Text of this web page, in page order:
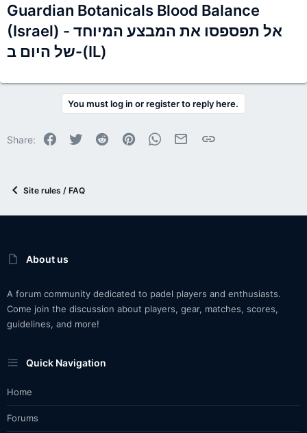
Guardian Botanicals Blood Balance
(Israel) - אל תפספסו את המבצע המיוחד
של היום ב-(IL)
You must log in or register to reply here.
Share: Facebook
Twitter Reddit PinterestWhatsApp
Email Link
Site rules / FAQ
About us
A forum community dedicated to padel players and enthusiasts.
Come join the discussion about players, gear, matches, scores,
guidelines, and more!
Quick Navigation
Home
Forums